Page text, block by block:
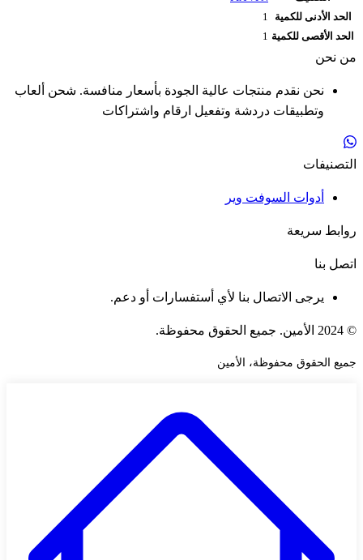
الحد الأدنى للكمية
1
الحد الأقصى للكمية 1
من نحن
نحن نقدم منتجات عالية الجودة بأسعار منافسة. شحن ألعاب
وتطبيقات دردشة وتفعيل ارقام واشتراكات
التصنيفات
أدوات السوفت وير
روابط سريعة
اتصل بنا
يرجى الاتصال بنا لأي أستفسارات أو دعم.
© 2024 الأمين. جميع الحقوق محفوظة.
جميع الحقوق محفوظة، الأمين